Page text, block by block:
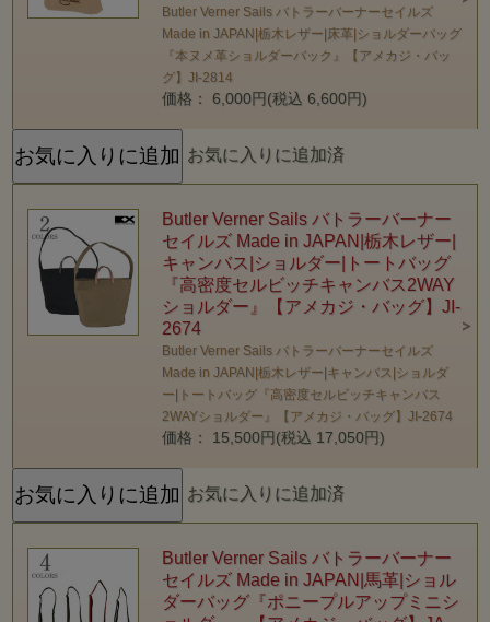
Butler Verner Sails バトラーバーナーセイルズ
Made in JAPAN|栃木レザー|床革|ショルダーバッグ
『本ヌメ革ショルダーバック』【アメカジ・バッ
グ】JI-2814
価格： 6,000円(税込 6,600円)
お気に入りに追加済
Butler Verner Sails バトラーバーナー
セイルズ Made in JAPAN|栃木レザー|
キャンバス|ショルダー|トートバッグ
『高密度セルビッチキャンバス2WAY
ショルダー』【アメカジ・バッグ】JI-
2674
Butler Verner Sails バトラーバーナーセイルズ
Made in JAPAN|栃木レザー|キャンバス|ショルダ
ー|トートバッグ『高密度セルビッチキャンバス
2WAYショルダー』【アメカジ・バッグ】JI-2674
価格： 15,500円(税込 17,050円)
お気に入りに追加済
Butler Verner Sails バトラーバーナー
セイルズ Made in JAPAN|馬革|ショル
ダーバッグ『ポニープルアップミニシ